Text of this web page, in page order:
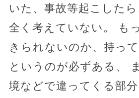
いた、事故等起こした
全く考えていない。 も
きられないのか、持っ
というのが必ずある、
境などで違ってくる部